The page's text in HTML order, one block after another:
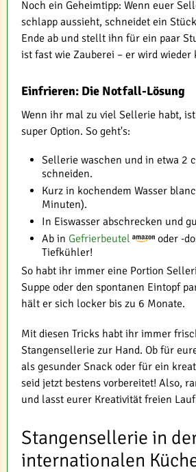
Noch ein Geheimtipp: Wenn euer
schlapp aussieht, schneidet ein
Ende ab und stellt ihn für ein paar
ist fast wie Zauberei – er wird wieder
Einfrieren: Die Notfall-Lösung
Wenn ihr mal zu viel Sellerie habt,
super Option. So geht's:
Sellerie waschen und in etwa 2
schneiden.
Kurz in kochendem Wasser
Minuten).
In Eiswasser abschrecken und
Ab in Gefrierbeutel
oder -
Tiefkühler!
So habt ihr immer eine Portion
Suppe oder den spontanen Eintopf
hält er sich locker bis zu 6 Monate.
Mit diesen Tricks habt ihr immer
Stangensellerie zur Hand. Ob für
als gesunder Snack oder für ein
seid jetzt bestens vorbereitet! Also,
und lasst eurer Kreativität freien
Stangensellerie in
internationalen